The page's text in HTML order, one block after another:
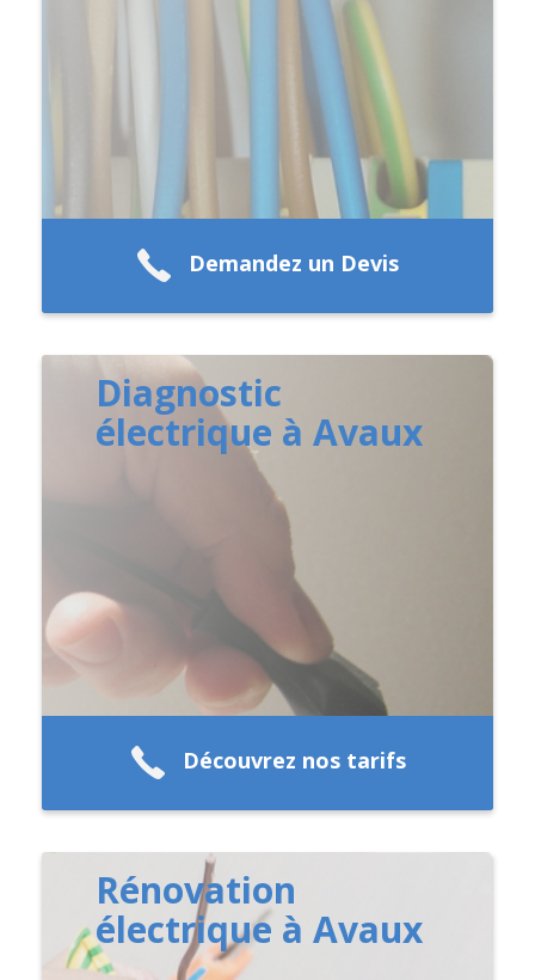
Demandez un Devis
Diagnostic
électrique à Avaux
Découvrez nos tarifs
Rénovation
électrique à Avaux